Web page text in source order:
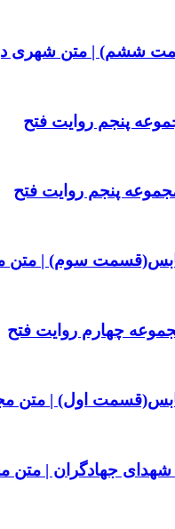
ششم) | متن شهری
پنجم روایت فتح
پنجم روایت فتح
سوم) | متن
چهارم روایت فتح
اول) | متن
شهدای جهادگران |